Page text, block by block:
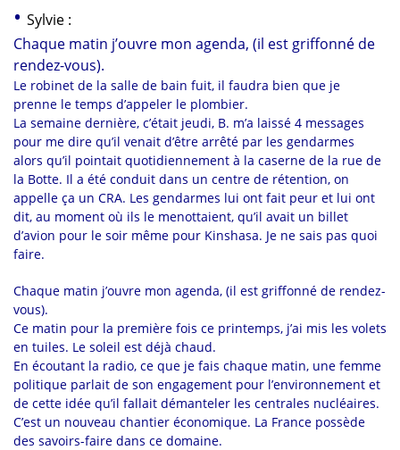
• Sylvie :
Chaque matin j’ouvre mon agenda, (il est griffonné de
rendez-vous).
Le robinet de la salle de bain fuit, il faudra bien que je
prenne le temps d’appeler le plombier.
La semaine dernière, c’était jeudi, B. m’a laissé 4 messages
pour me dire qu’il venait d’être arrêté par les gendarmes
alors qu’il pointait quotidiennement à la caserne de la rue de
la Botte. Il a été conduit dans un centre de rétention, on
appelle ça un CRA. Les gendarmes lui ont fait peur et lui ont
dit, au moment où ils le menottaient, qu’il avait un billet
d’avion pour le soir même pour Kinshasa. Je ne sais pas quoi
faire.
Chaque matin j’ouvre mon agenda, (il est griffonné de rendez-
vous).
Ce matin pour la première fois ce printemps, j’ai mis les volets
en tuiles. Le soleil est déjà chaud.
En écoutant la radio, ce que je fais chaque matin, une femme
politique parlait de son engagement pour l’environnement et
de cette idée qu’il fallait démanteler les centrales nucléaires.
C’est un nouveau chantier économique. La France possède
des savoirs-faire dans ce domaine.